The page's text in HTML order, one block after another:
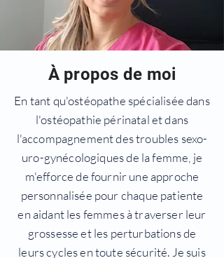
À propos de moi
En tant qu'ostéopathe spécialisée dans
l'ostéopathie périnatal et dans
l'accompagnement des troubles sexo-
uro-gynécologiques de la femme, je
m'efforce de fournir une approche
personnalisée pour chaque patiente
en aidant les femmes à traverser leur
grossesse et les perturbations de
leurs cycles en toute sécurité. Je suis